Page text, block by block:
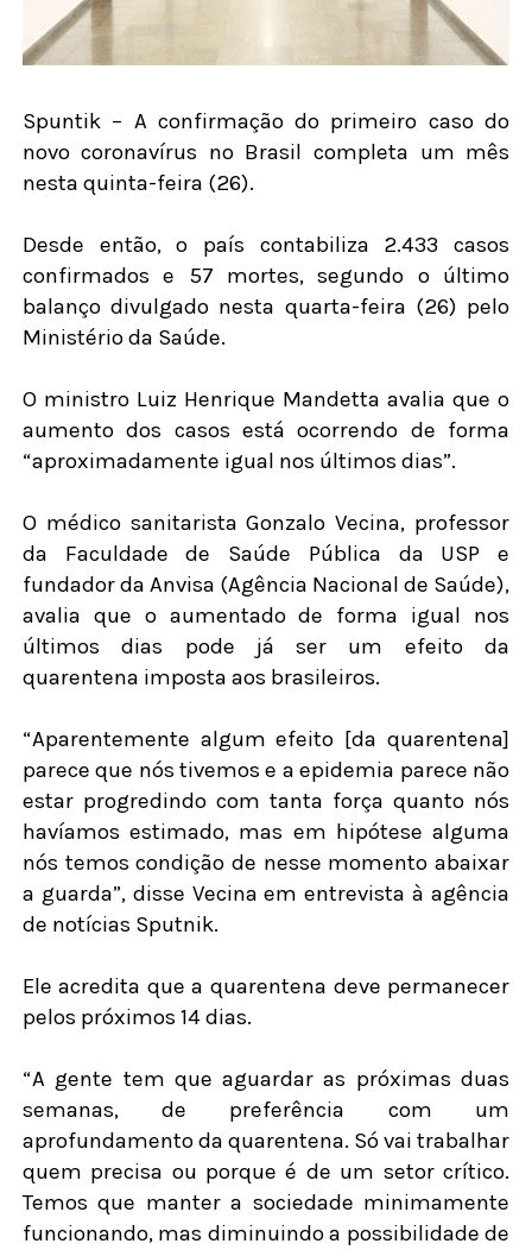
Spuntik – A confirmação do primeiro caso do
novo coronavírus no Brasil completa um mês
nesta quinta-feira (26).
Desde então, o país contabiliza 2.433 casos
confirmados e 57 mortes, segundo o último
balanço divulgado nesta quarta-feira (26) pelo
Ministério da Saúde.
O ministro Luiz Henrique Mandetta avalia que o
aumento dos casos está ocorrendo de forma
“aproximadamente igual nos últimos dias”.
O médico sanitarista Gonzalo Vecina, professor
da Faculdade de Saúde Pública da USP e
fundador da Anvisa (Agência Nacional de Saúde),
avalia que o aumentado de forma igual nos
últimos dias pode já ser um efeito da
quarentena imposta aos brasileiros.
“Aparentemente algum efeito [da quarentena]
parece que nós tivemos e a epidemia parece não
estar progredindo com tanta força quanto nós
havíamos estimado, mas em hipótese alguma
nós temos condição de nesse momento abaixar
a guarda”, disse Vecina em entrevista à agência
de notícias Sputnik.
Ele acredita que a quarentena deve permanecer
pelos próximos 14 dias.
“A gente tem que aguardar as próximas duas
semanas, de preferência com um
aprofundamento da quarentena. Só vai trabalhar
quem precisa ou porque é de um setor crítico.
Temos que manter a sociedade minimamente
funcionando, mas diminuindo a possibilidade de